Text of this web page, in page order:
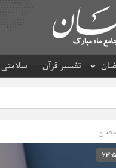
تفسیر قرآن سلامتی